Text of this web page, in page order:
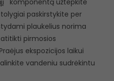
komponentą užtepkite
paskirstykite per
plaukelius norima
pirmosios
ekspozicijos laikui
vandeniu sudrėkintu